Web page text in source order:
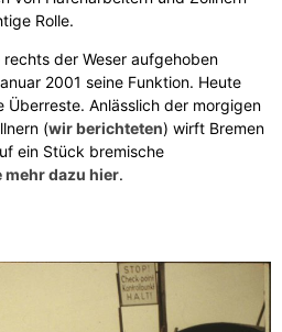
Rolle.
der Weser aufgehoben
2001 seine Funktion. Heute
Überreste. Anlässlich der morgigen
(wir berichteten) wirft Bremen
ein Stück bremische
mehr dazu hier.